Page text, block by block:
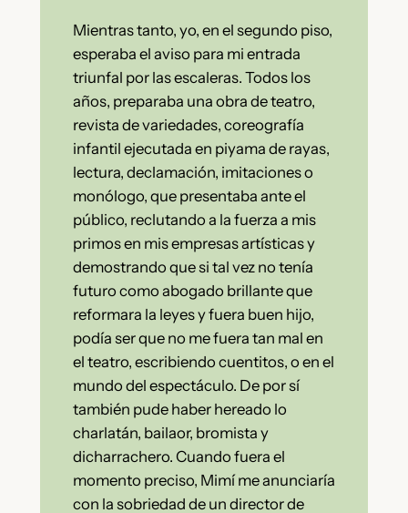
Mientras tanto, yo, en el segundo piso,
esperaba el aviso para mi entrada
triunfal por las escaleras. Todos los
años, preparaba una obra de teatro,
revista de variedades, coreografía
infantil ejecutada en piyama de rayas,
lectura, declamación, imitaciones o
monólogo, que presentaba ante el
público, reclutando a la fuerza a mis
primos en mis empresas artísticas y
demostrando que si tal vez no tenía
futuro como abogado brillante que
reformara la leyes y fuera buen hijo,
podía ser que no me fuera tan mal en
el teatro, escribiendo cuentitos, o en el
mundo del espectáculo. De por sí
también pude haber hereado lo
charlatán, bailaor, bromista y
dicharrachero. Cuando fuera el
momento preciso, Mimí me anunciaría
con la sobriedad de un director de